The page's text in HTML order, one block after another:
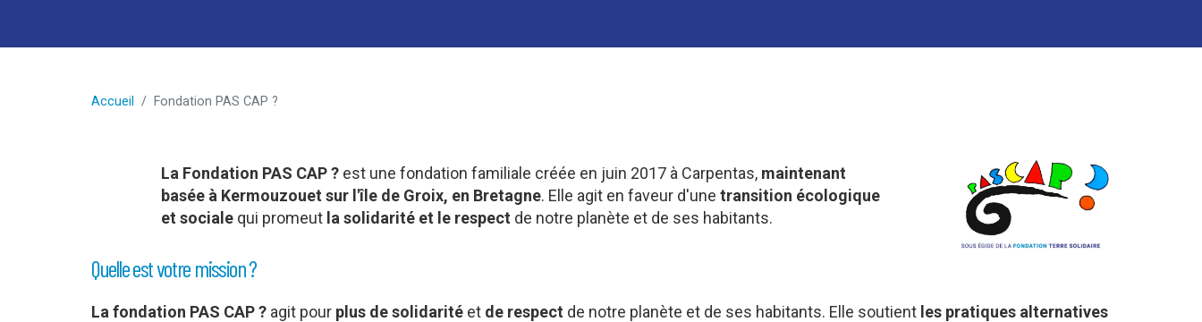
Accueil Fondation PAS CAP ?
La Fondation PAS CAP ?est une fondation familiale créée en juin 2017 à Carpentas, maintenant
baséeà Kermouzouet sur l'île de Groix, en Bretagne. Elle agit en faveur d'une transition écologique
et socialequi promeut la solidarité et le respect de notre planète et de ses habitants.
Quelle est votre mission ?
La fondation PAS CAP ? agit pour plus de solidarité et de respect de notre planète et de ses habitants. Elle soutient les pratiques alternatives